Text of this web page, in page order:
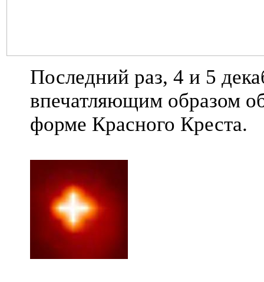
Последний раз, 4 и 5
впечатляющим образом
форме Красного Креста.